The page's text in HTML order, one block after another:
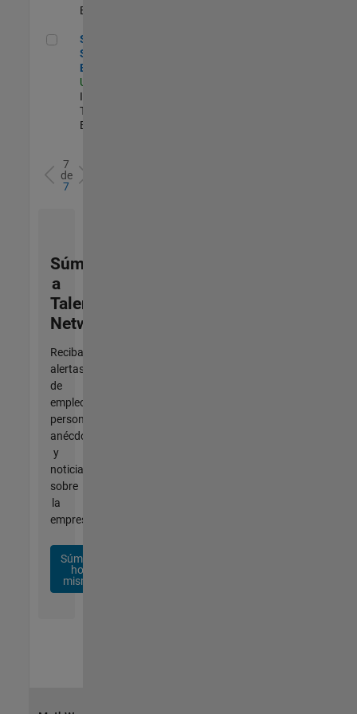
Experimentado
Senior Sailpoint IAM Engineer
Senior
Sailpoint IAM
Engineer
US-MA-Natick
Information
Technology |
Experimentado
7
de
7
Súmese
a
Talent
Network
Reciba
alertas
de
empleo
personalizadas,
anécdotas
y
noticias
sobre
la
empresa.
Súmese
hoy
mismo